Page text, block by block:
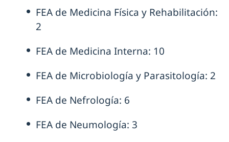
FEA de Medicina Física y Rehabilitación:
2
FEA de Medicina Interna: 10
FEA de Microbiología y Parasitología: 2
FEA de Nefrología: 6
FEA de Neumología: 3